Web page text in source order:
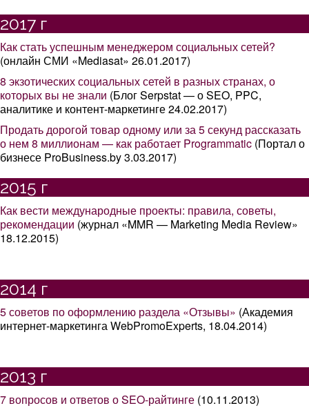
2017 г
Как стать успешным менеджером социальных сетей?
(онлайн СМИ «Mediasat» 26.01.2017)
8 экзотических социальных сетей в разных странах, о
которых вы не знали (Блог Serpstat — о SEO, PPC,
аналитике и контент-маркетинге 24.02.2017)
Продать дорогой товар одному или за 5 секунд рассказать
о нем 8 миллионам — как работает Programmatic (Портал о
бизнесе ProBusiness.by 3.03.2017)
2015 г
Как вести международные проекты: правила, советы,
рекомендации (журнал «MMR — Marketing Media Review»
18.12.2015)
2014 г
5 советов по оформлению раздела «Отзывы» (Академия
интернет-маркетинга WebPromoExperts, 18.04.2014)
2013 г
7 вопросов и ответов о SEO-райтинге (10.11.2013)